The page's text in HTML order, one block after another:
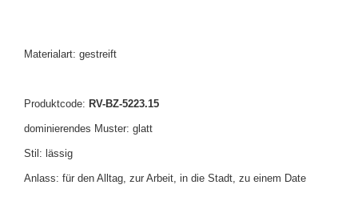
Materialart: gestreift
Produktcode: RV-BZ-5223.15
dominierendes Muster: glatt
Stil: lässig
Anlass: für den Alltag, zur Arbeit, in die Stadt, zu einem Date